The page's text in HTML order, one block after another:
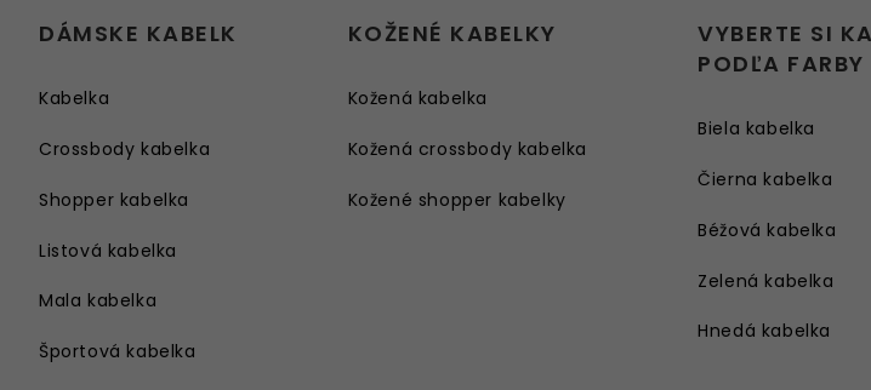
DÁMSKE KABELK
Kabelka
Crossbody kabelka
Shopper kabelka
Listová kabelka
Mala kabelka
Športová kabelka
KOŽENÉ KABELKY
Kožená kabelka
Kožená crossbody kabelka
Kožené shopper kabelky
VYBERTE SI
PODĽA FARBY
Biela kabelka
Čierna kabelka
Béžová kabelka
Zelená kabelka
Hnedá kabelka